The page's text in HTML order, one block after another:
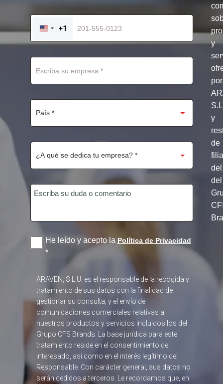
UNITED
STATES
+1
y
por
y
de
del
del
He leído y acepto laPolítica de Privacidad
*
ARAVEN, S.L.U. es el responsable de la recogida y
tratamiento de sus datos con la finalidad de
gestionar su consulta, y el envío de
comunicaciones comerciales relativas a
nuestros productos y servicios incluidos los del
Grupo CFS Brands. La base jurídica para este
tratamiento reside en el consentimiento del
interesado, así como en el interés legítimo del
Responsable. Con carácter general, sus datos no
serán cedidos a terceros. Le recordamos que, en